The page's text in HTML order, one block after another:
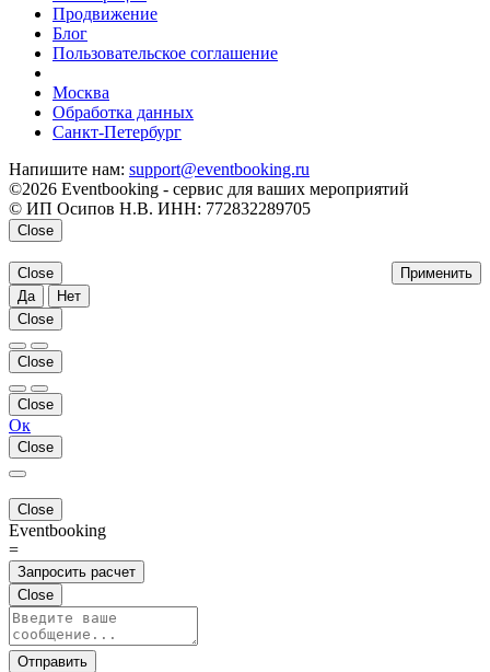
Продвижение
Блог
Пользовательское соглашение
Москва
Обработка данных
Санкт-Петербург
Напишите нам: support@eventbooking.ru
©2026 Eventbooking - сервис для ваших мероприятий
© ИП Осипов Н.В. ИНН: 772832289705
Close
Применить
Close
Да
Нет
Close
Close
Close
Ок
Close
Close
Eventbooking
=
Запросить расчет
Close
Отправить